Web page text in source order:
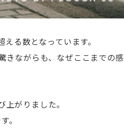
る数となっています。
きながらも、なぜここまでの感
がりました。
。